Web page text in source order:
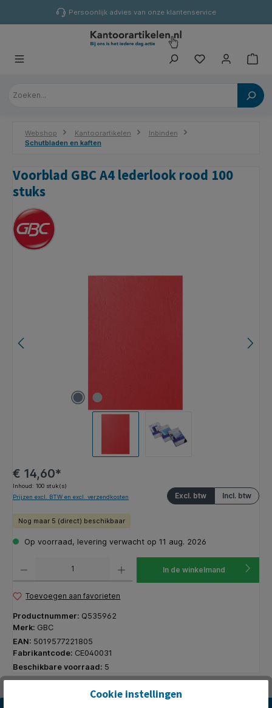
Persoonlijk advies van onze klantenservice
Webshop Kantoorartikelen
Inbinden
Schutbladen en kaften
Voorblad GBC A4 lederlook rood 100
stuks
€ 14,60*
Inhoud: 100 stuk(s)
Incl. btw
Excl. btw
Prijzen excl. BTW en excl. verzendkosten
Nog maar 5 (direct) beschikbaar
Op voorraad, levering verwacht op 11 aug. 2026
In de winkelmand
Toevoegen aan favorieten
Productnummer: Q535962
Merk: GBC
EAN: 5019577221805
Fabrikantcode: CE040031
Beschikbare voorraad: 5
Cookie instellingen